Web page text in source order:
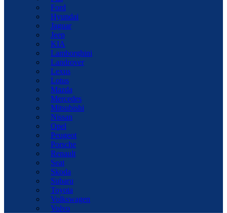
Ford
Hyundai
Jaguar
Jeep
KIA
Lamborghini
Landrover
Lexus
Lotus
Mazda
Mercedes
Mitsubishi
Nissan
Opel
Peugeot
Porsche
Renault
Seat
Skoda
Subaru
Toyota
Volkswagen
Volvo